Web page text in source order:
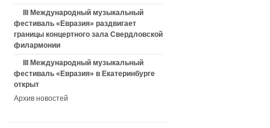
III Международный музыкальный
фестиваль «Евразия» раздвигает
границы концертного зала Свердловской
филармонии
III Международный музыкальный
фестиваль «Евразия» в Екатеринбурге
открыт
Архив новостей